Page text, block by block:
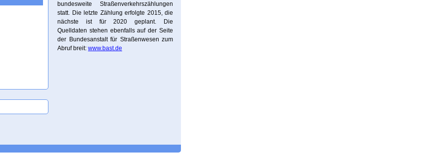
bundesweite Straßenverkehrszählungen
statt. Die letzte Zählung erfolgte 2015, die
nächste ist für 2020 geplant. Die
Quelldaten stehen ebenfalls auf der Seite
der Bundesanstalt für Straßenwesen zum
Abruf breit: www.bast.de